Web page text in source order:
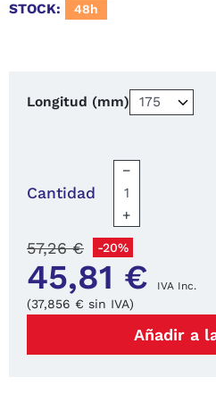
STOCK:
48h
Longitud (mm)
Cantidad
−
+
45,81 € IVA Inc.
57,26 € -20%
(37,856 € sin IVA)
Añadir a